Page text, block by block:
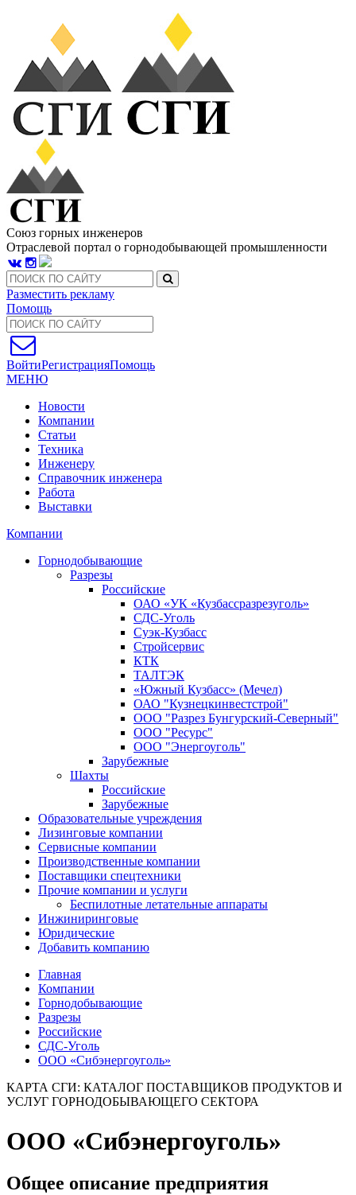
Союз горных инженеров
Отраслевой портал о горнодобывающей промышленности
Разместить рекламу
Помощь
ВойтиРегистрацияПомощь
МЕНЮ
Новости
Компании
Статьи
Техника
Инженеру
Справочник инженера
Работа
Выставки
Компании
Горнодобывающие
Разрезы
Российские
ОАО «УК «Кузбассразрезуголь»
СДС-Уголь
Суэк-Кузбасс
Стройсервис
КТК
ТАЛТЭК
«Южный Кузбасс» (Мечел)
ОАО "Кузнецкинвестстрой"
ООО "Разрез Бунгурский-Северный"
ООО "Ресурс"
ООО "Энергоуголь"
Зарубежные
Шахты
Российские
Зарубежные
Образовательные учреждения
Лизинговые компании
Сервисные компании
Производственные компании
Поставщики спецтехники
Прочие компании и услуги
Беспилотные летательные аппараты
Инжиниринговые
Юридические
Добавить компанию
Главная
Компании
Горнодобывающие
Разрезы
Российские
СДС-Уголь
ООО «Сибэнергоуголь»
КАРТА СГИ: КАТАЛОГ ПОСТАВЩИКОВ ПРОДУКТОВ И
УСЛУГ ГОРНОДОБЫВАЮЩЕГО СЕКТОРА
ООО «Сибэнергоуголь»
Общее описание предприятия